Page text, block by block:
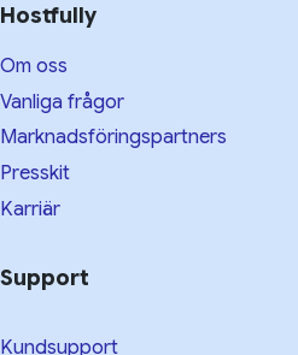
Hostfully
Om oss
Vanliga frågor
Marknadsföringspartners
Presskit
Karriär
Support
Kundsupport